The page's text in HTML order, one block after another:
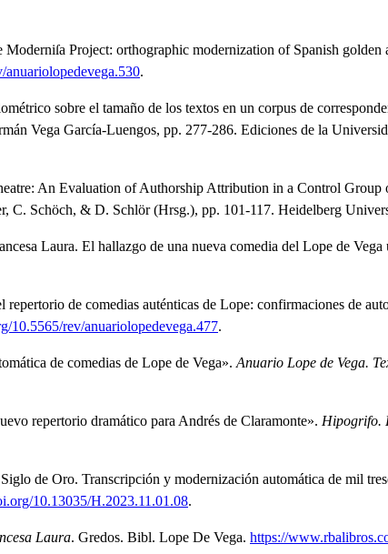
Moderniſa Project: orthographic modernization of Spanish golden
.
sobre el tamaño de los textos en un corpus de
Vega García-Luengos, pp. 277-286. Ediciones de la
An Evaluation of Authorship Attribution in a Control Group
C. Schöch, & D. Schlör (Hrsg.), pp. 101-117. Heidelberg
Laura. El hallazgo de una nueva comedia del Lope de Vega
repertorio de comedias auténticas de Lope: confirmaciones de
10.5565/rev/anuariolopedevega.477.
de comedias de Lope de Vega». Anuario Lope de Vega.
repertorio dramático para Andrés de Claramonte». Hipogrifo.
de Oro. Transcripción y modernización automática de mil
10.13035/H.2023.11.01.08.
Laura. Gredos. Bibl. Lope De Vega. https://